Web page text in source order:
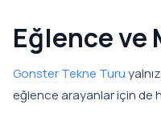
Eğlence ve
Gonster Tekne Turu
eğlence arayanlar için de